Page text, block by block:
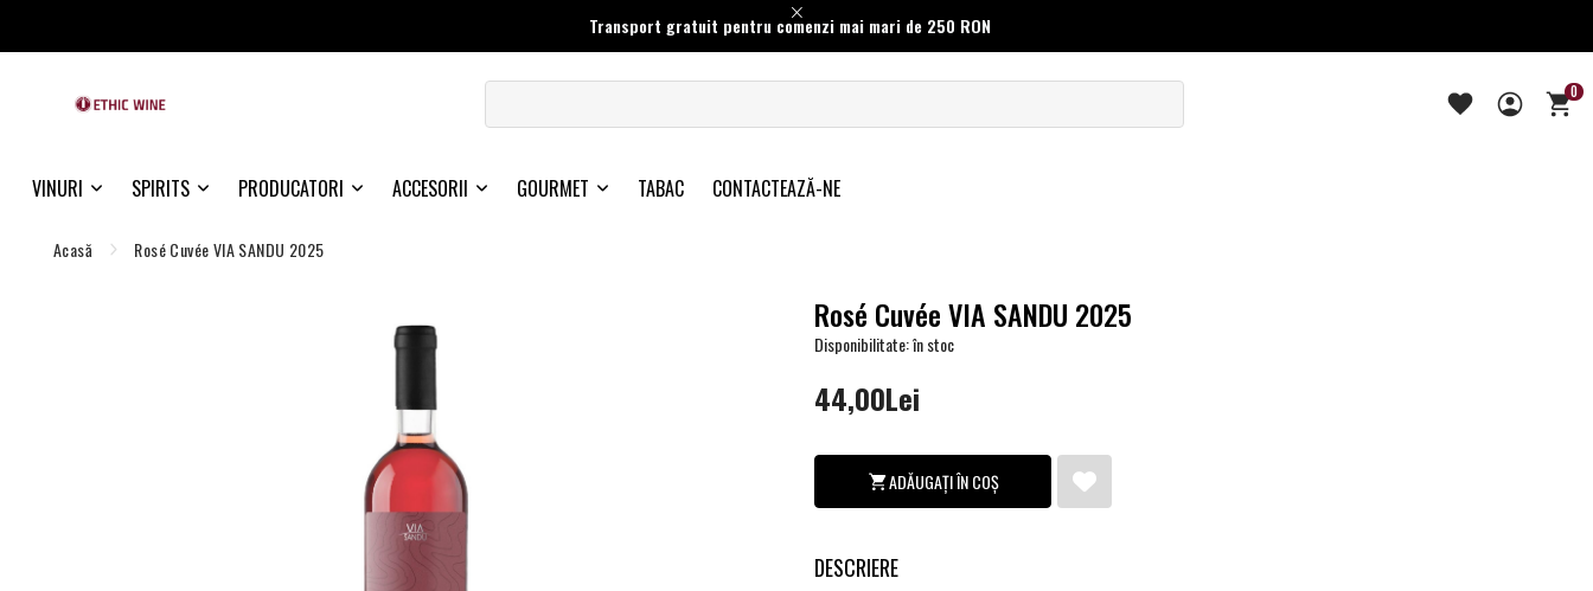
Transport gratuit pentru comenzi mai mari de 250 RON
0
VINURI SPIRITS PRODUCATORI ACCESORII GOURMET TABAC CONTACTEAZĂ-NE
Acasă Rosé Cuvée VIA SANDU 2025
Rosé Cuvée VIA SANDU 2025
Disponibilitate: în stoc
44,00Lei
ADĂUGAȚI ÎN COȘ
DESCRIERE